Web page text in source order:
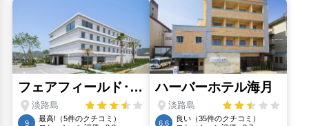
生田神社(39.48km)
神戸ポートタワー(38.23km)
神戸ハーバーランド(37.51km)
神戸三宮センター街(39.51km)
神戸布引ハーブ園(40.47km)
神戸どうぶつ王国(38.46km)
神戸王子動物園(42.19km)